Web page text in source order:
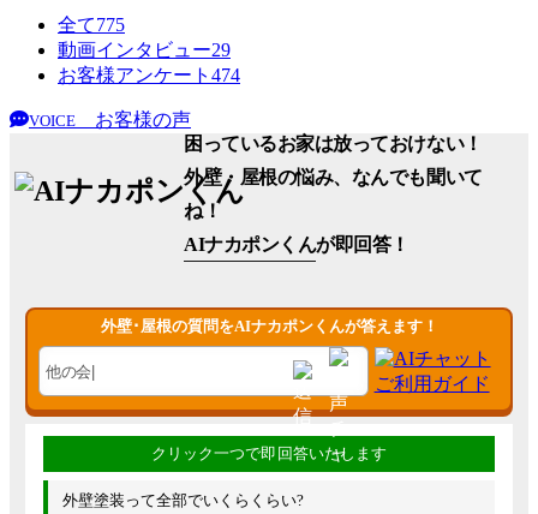
全て775
動画インタビュー29
お客様アンケート 474
VOICE
お客様の声
困っているお家は放っておけない！
外壁・屋根の悩み、なんでも聞いて
ね！
AIナカポンくんが即回答！
外壁･屋根の質問をAIナカポンくんが答えます！
外壁塗装って全部でいくらくらい?